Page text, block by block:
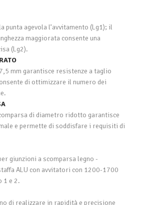
punta agevola l’avvitamento (Lg1); il
maggiorata consente una
(Lg2).
mm garantisce resistenze a taglio
di ottimizzare il numero dei
di diametro ridotto garantisce
e permette di soddisfare i requisiti di
giunzioni a scomparsa legno -
ALU con avvitatori con 1200-1700
1 e 2.
di realizzare in rapidità e precisione